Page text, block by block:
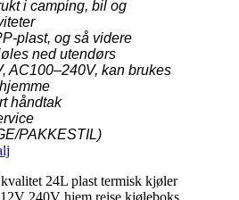
i camping, bil og
plast, og så videre
ned utendørs
AC100–240V, kan brukes
håndtak
PAKKESTIL)